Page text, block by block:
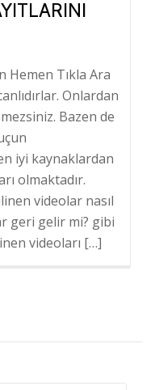
Hemen Tıkla Ara
Onlardan
Bazen de
iyi kaynaklardan
olmaktadır.
videolar nasıl
geri gelir mi? gibi
videoları […]